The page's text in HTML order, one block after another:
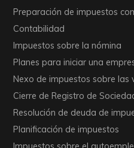
Preparación de impuestos
Contabilidad
Impuestos sobre la nómina
Planes para iniciar una
Nexo de impuestos sobre las
Cierre de Registro de
Resolución de deuda de
Planificación de impuestos